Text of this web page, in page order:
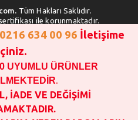
Tüm Hakları Saklıdır.
ile korunmaktadır.
YAPMADAN ÖNCE
BİLGİSİ ALINIZ !!!
VERİLEBİLİR!!!
YEDEK PARÇALARIN
0216 634 00 96 İletişime
UYUMLU ÜRÜNLER
.
İADE VE DEĞİŞİMİ